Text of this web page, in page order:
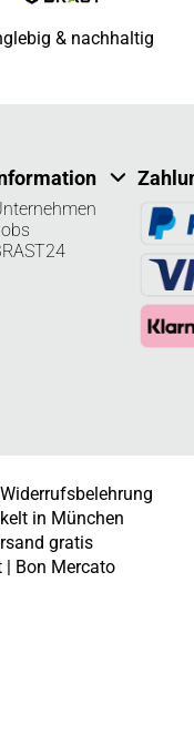
& nachhaltig
Widerrufsbelehrung
in München
gratis
Bon Mercato